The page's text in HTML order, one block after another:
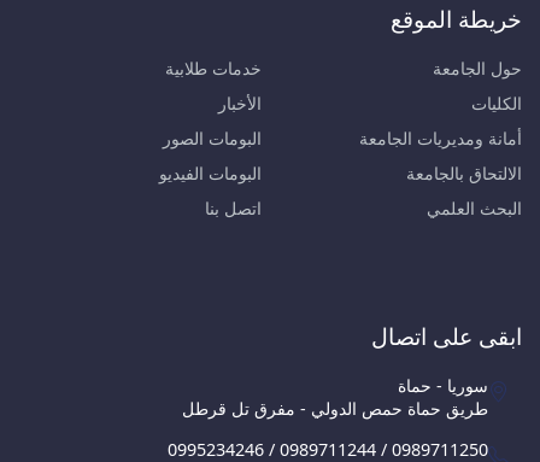
خريطة الموقع
حول الجامعة
الكليات
أمانة ومديريات الجامعة
الالتحاق بالجامعة
البحث العلمي
خدمات طلابية
الأخبار
البومات الصور
البومات الفيديو
اتصل بنا
ابقى على اتصال
سوريا - حماة
طريق حماة حمص الدولي - مفرق تل قرطل
0995234246 / 0989711244 / 0989711250